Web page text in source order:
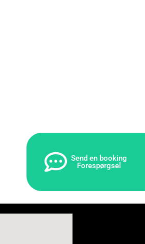
Send en booking
Forespørgsel